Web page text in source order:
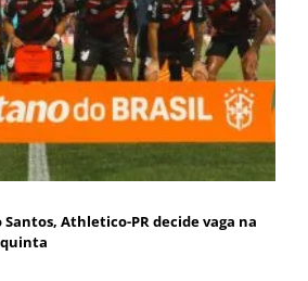
Athletico-PR decide vaga na
quinta